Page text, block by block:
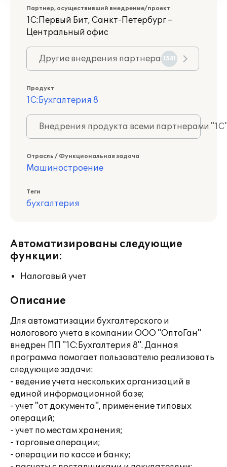
Партнер, осуществивший внедрение/проект
1С:Первый Бит, Санкт-Петербург –
Центральный офис
Другие внедрения партнера 1581
Продукт
1С:Бухгалтерия 8
Внедрения продукта всеми партнерами
Отрасль / Функциональная задача
Машиностроение
Теги
бухгалтерия
Автоматизированы следующие
функции:
Налоговый учет
Описание
Для автоматизации бухгалтерского и
налогового учета в компании ООО "ОптоГан"
внедрен ПП "1С:Бухгалтерия 8". Данная
программа помогает пользователю реализовать
следующие задачи:
- ведение учета нескольких организаций в
единой информационной базе;
- учет "от документа", применение типовых
операций;
- учет по местам хранения;
- торговые операции;
- операции по кассе и банку;